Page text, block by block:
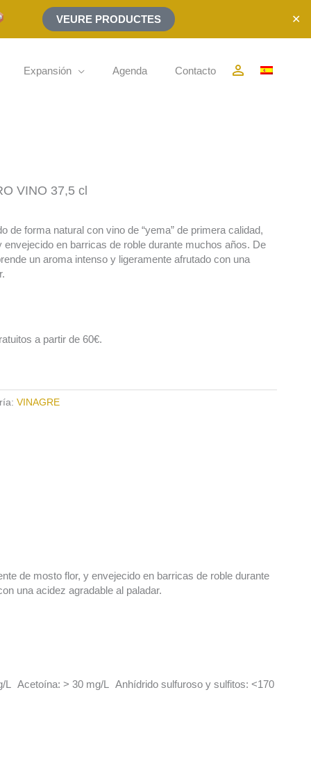
VEURE PRODUCTES ✕
Expansión Agenda Contacto person_outline
VINO 37,5 cl
de forma natural con vino de “yema” de primera calidad,
envejecido en barricas de roble durante muchos años. De
un aroma intenso y ligeramente afrutado con una
a partir de 60€.
VINAGRE
de mosto flor, y envejecido en barricas de roble durante
una acidez agradable al paladar.
Acetoína: > 30 mg/L Anhídrido sulfuroso y sulfitos: <170